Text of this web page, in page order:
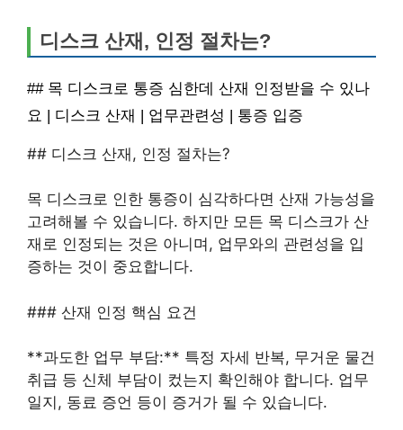
디스크 산재, 인정 절차는?
## 목 디스크로 통증 심한데 산재 인정받을 수 있나
요 | 디스크 산재 | 업무관련성 | 통증 입증
## 디스크 산재, 인정 절차는?
목 디스크로 인한 통증이 심각하다면 산재 가능성을
고려해볼 수 있습니다. 하지만 모든 목 디스크가 산
재로 인정되는 것은 아니며, 업무와의 관련성을 입
증하는 것이 중요합니다.
### 산재 인정 핵심 요건
**과도한 업무 부담:** 특정 자세 반복, 무거운 물건
취급 등 신체 부담이 컸는지 확인해야 합니다. 업무
일지, 동료 증언 등이 증거가 될 수 있습니다.